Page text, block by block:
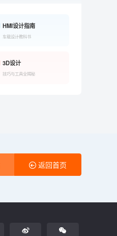
HMI设计指南
车载设计教科书
3D设计
技巧与工具全揭秘
返回首页